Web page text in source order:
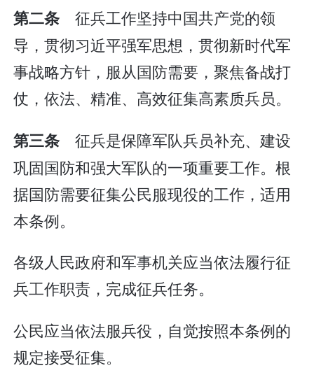
第二条 征兵工作坚持中国共产党的领
导，贯彻习近平强军思想，贯彻新时代军
事战略方针，服从国防需要，聚焦备战打
仗，依法、精准、高效征集高素质兵员。
第三条 征兵是保障军队兵员补充、建设
巩固国防和强大军队的一项重要工作。根
据国防需要征集公民服现役的工作，适用
本条例。
各级人民政府和军事机关应当依法履行征
兵工作职责，完成征兵任务。
公民应当依法服兵役，自觉按照本条例的
规定接受征集。